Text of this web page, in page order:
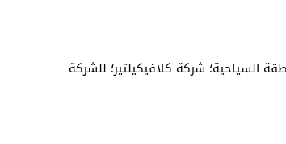
السياحية؛ شركة كلافيكيلتير؛ للشركة